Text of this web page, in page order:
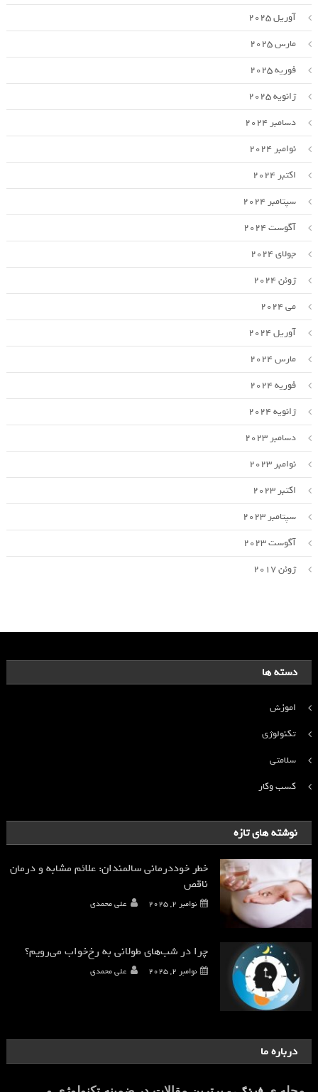
آوریل 2025
مارس 2025
فوریه 2025
ژانویه 2025
دسامبر 2024
نوامبر 2024
اکتبر 2024
سپتامبر 2024
آگوست 2024
جولای 2024
ژوئن 2024
می 2024
آوریل 2024
مارس 2024
فوریه 2024
ژانویه 2024
دسامبر 2023
نوامبر 2023
اکتبر 2023
سپتامبر 2023
آگوست 2023
ژوئن 2017
دسته ها
اموزش
تکنولوژی
سلامتی
کسب وکار
نوشته های تازه
خطر خوددرمانی سالمندان: علائم مشابه و درمان
ناقص
نوامبر 2, 2025 علی محمدی
چرا در شب‌های طولانی به رخ‌خواب می‌رویم؟
نوامبر 2, 2025 علی محمدی
درباره ما